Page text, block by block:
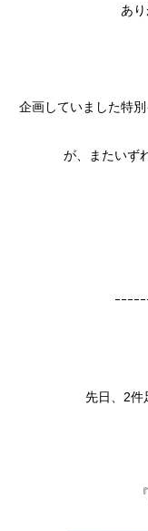
あ
企画していました特
が、またいず
ｰｰｰｰ
先日、2件